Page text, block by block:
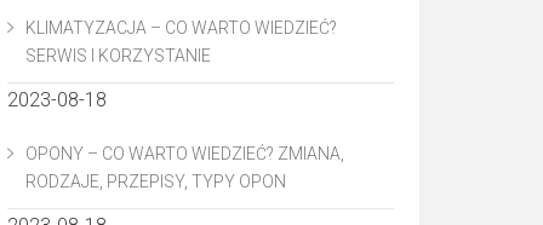
KLIMATYZACJA – CO WARTO WIEDZIEĆ?
SERWIS I KORZYSTANIE
2023-08-18
OPONY – CO WARTO WIEDZIEĆ? ZMIANA,
RODZAJE, PRZEPISY, TYPY OPON